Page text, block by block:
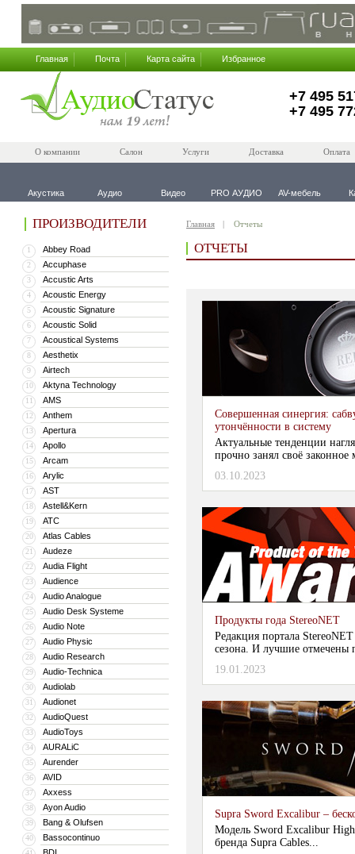
Главная Почта Карта сайта Избранное
+7 495
+7 495
О компании Салон Услуги Доставка Оплата
Акустика Аудио Видео PRO АУДИО AV-мебель
ПРОИЗВОДИТЕЛИ
1 Abbey Road
2 Accuphase
3 Accustic Arts
4 Acoustic Energy
5 Acoustic Signature
6 Acoustic Solid
7 Acoustical Systems
8 Aesthetix
9 Airtech
10 Aktyna Technology
11 AMS
12 Anthem
13 Apertura
14 Apollo
15 Arcam
16 Arylic
17 AST
18 Astell&Kern
19 ATC
20 Atlas Cables
21 Audeze
22 Audia Flight
23 Audience
24 Audio Analogue
25 Audio Desk Systeme
26 Audio Note
27 Audio Physic
28 Audio Research
29 Audio-Technica
30 Audiolab
31 Audionet
32 AudioQuest
33 AudioToys
34 AURALiC
35 Aurender
36 AVID
37 Axxess
38 Ayon Audio
39 Bang & Olufsen
40 Bassocontinuo
Главная Отчеты
ОТЧЕТЫ
Совершенная синергия:
утончённости в систему
Актуальные тенденции
прочно занял своё законное
03.10.2023
Продукты года StereoNET
Редакция портала
сезона. И лучшие отмечены
19.01.2023
Supra Sword Excalibur –
Модель Sword Excalibur High
бренда Supra Cables...